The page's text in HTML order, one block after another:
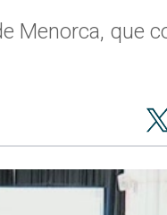
Menorca, que